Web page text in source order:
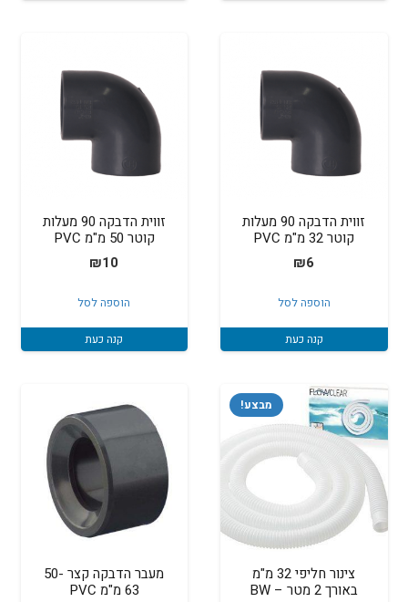
זווית הדבקה 90 מעלות
קוטר 32 מ"מ PVC
₪6
הוספה לסל
קנה כעת
זווית הדבקה 90 מעלות
קוטר 50 מ"מ PVC
₪10
הוספה לסל
קנה כעת
מבצע!
צינור חליפי 32 מ"מ
באורך 2 מטר – BW
מעבר הדבקה קצר 50-
63 מ"מ PVC